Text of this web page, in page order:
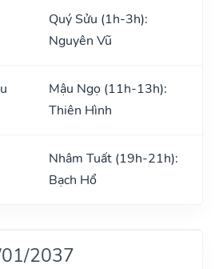
Quý Sửu (1h-3h):
Nguyên Vũ
Mậu Ngọ (11h-13h):
Thiên Hình
Nhâm Tuất (19h-21h):
Bạch Hổ
2037